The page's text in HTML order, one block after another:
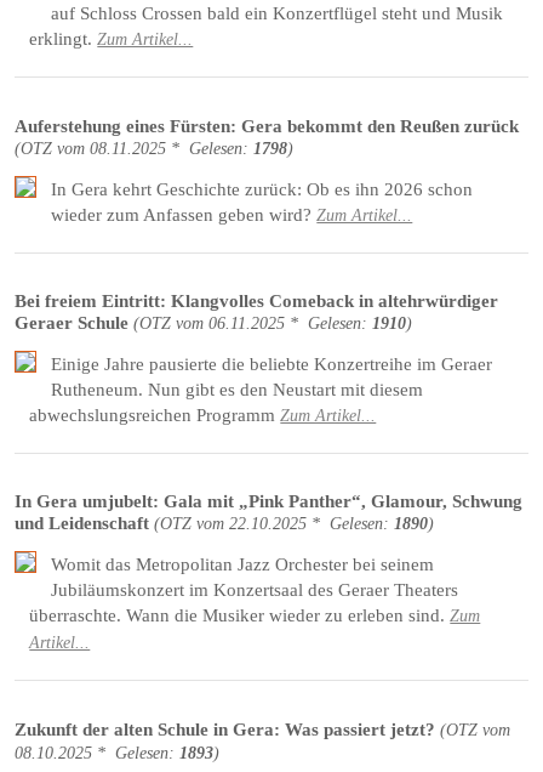
auf Schloss Crossen bald ein Konzertflügel steht und Musik
erklingt. Zum Artikel...
Auferstehung eines Fürsten: Gera bekommt den Reußen zurück
(OTZ vom08.11.2025 * Gelesen: 1798)
In Gera kehrt Geschichte zurück: Ob es ihn 2026 schon
wieder zum Anfassen geben wird? Zum Artikel...
Bei freiem Eintritt: Klangvolles Comeback in altehrwürdiger
Geraer Schule (OTZ vom06.11.2025 * Gelesen:1910)
Einige Jahre pausierte die beliebte Konzertreihe im Geraer
Rutheneum. Nun gibt es den Neustart mit diesem
abwechslungsreichen Programm Zum Artikel...
In Gera umjubelt: Gala mit „Pink Panther“, Glamour, Schwung
und Leidenschaft (OTZ vom22.10.2025 * Gelesen:1890)
Womit das Metropolitan Jazz Orchester bei seinem
Jubiläumskonzert im Konzertsaal des Geraer Theaters
überraschte. Wann die Musiker wieder zu erleben sind.Zum
Artikel...
Zukunft der alten Schule in Gera: Was passiert jetzt? (OTZ vom
08.10.2025 * Gelesen: 1893)